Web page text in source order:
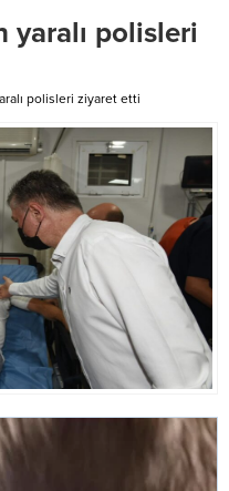
19 Şubat 2024
hurda LPG tankeri
yaralı polisleri
polisleri ziyaret etti